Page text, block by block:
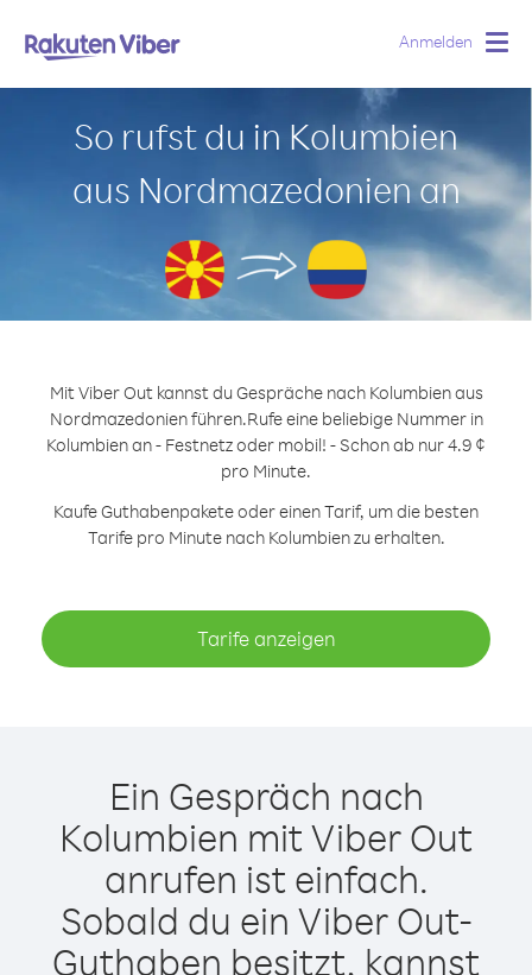
Anmelden
So rufst du in Kolumbien
aus Nordmazedonien an
Mit Viber Out kannst du Gespräche nach Kolumbien aus
Nordmazedonien führen.Rufe eine beliebige Nummer in
Kolumbien an - Festnetz oder mobil! - Schon ab nur 4.9 ¢
pro Minute.
Kaufe Guthabenpakete oder einen Tarif, um die besten
Tarife pro Minute nach Kolumbien zu erhalten.
Tarife anzeigen
Ein Gespräch nach
Kolumbien mit Viber Out
anrufen ist einfach.
Sobald du ein Viber Out-
Guthaben besitzt, kannst